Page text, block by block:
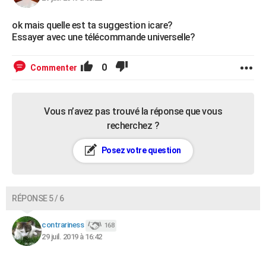
ok mais quelle est ta suggestion icare?
Essayer avec une télécommande universelle?
Commenter 0
Vous n’avez pas trouvé la réponse que vous
recherchez ?
Posez votre question
RÉPONSE 5 / 6
contrariness 168
29 juil. 2019 à 16:42